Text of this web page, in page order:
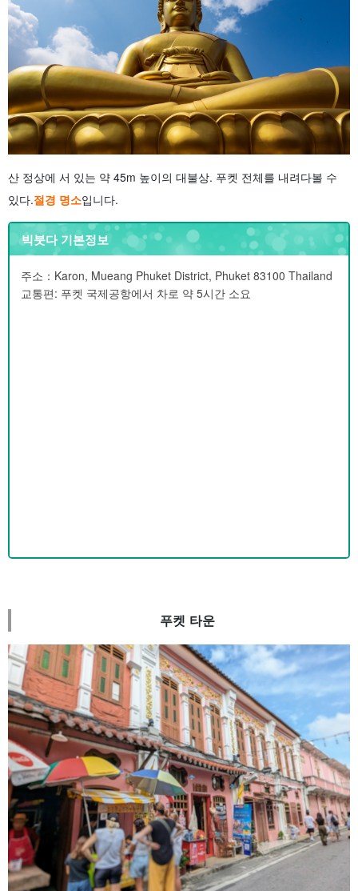
산 정상에 서 있는 약 45m 높이의 대불상. 푸켓 전체를 내려다볼 수
있다.절경 명소입니다.
빅붓다 기본정보
주소：Karon, Mueang Phuket District, Phuket 83100 Thailand
교통편: 푸켓 국제공항에서 차로 약 5시간 소요
푸켓 타운